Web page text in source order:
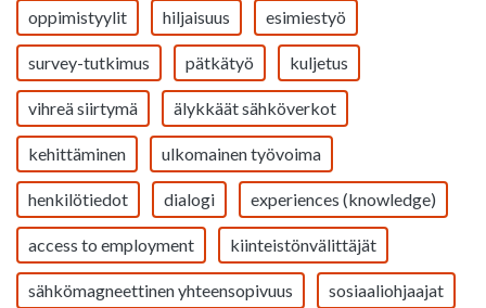
oppimistyylit hiljaisuus esimiestyö
survey-tutkimus pätkätyö kuljetus
vihreä siirtymä älykkäät sähköverkot
kehittäminen ulkomainen työvoima
henkilötiedot dialogi experiences (knowledge)
access to employment kiinteistönvälittäjät
sähkömagneettinen yhteensopivuus sosiaaliohjaajat